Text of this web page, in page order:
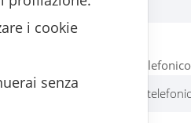
Recapito Telefonico
i cookie
senza